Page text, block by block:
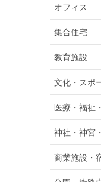
オフィス
集合住宅
教育施設
文化・スポ
医療・福祉
神社・神宮
商業施設・